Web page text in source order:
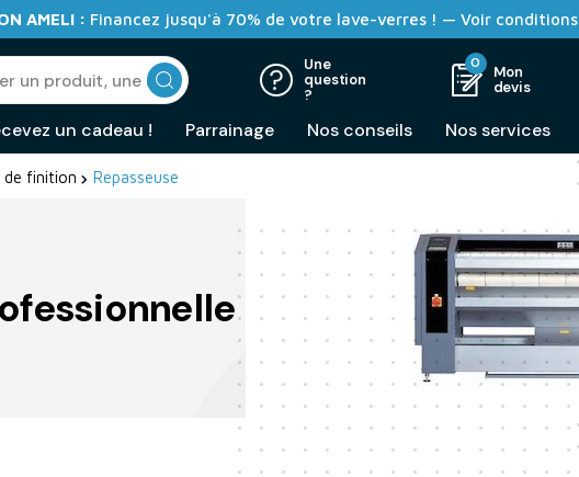
AMELI : Financez jusqu'à 70% de votre lave-verres ! — Voir conditions
Une
question
?
Mon
devis
0
un cadeau ! Parrainage Nos conseils Nos services
de finition Repasseuse